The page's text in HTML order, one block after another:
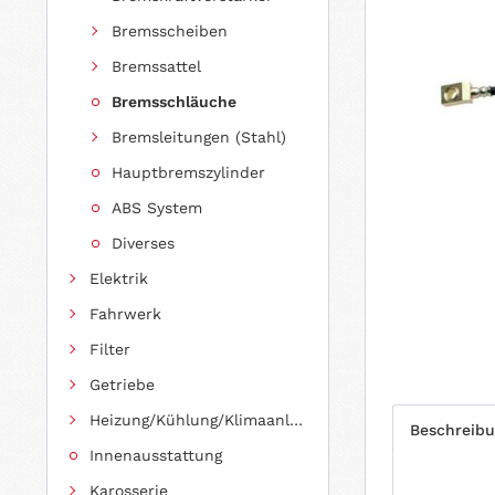
Bremsscheiben
Bremssattel
Bremsschläuche
Bremsleitungen (Stahl)
Hauptbremszylinder
ABS System
Diverses
Elektrik
Fahrwerk
Filter
Getriebe
Heizung/Kühlung/Klimaanlage
Innenausstattung
Karosserie